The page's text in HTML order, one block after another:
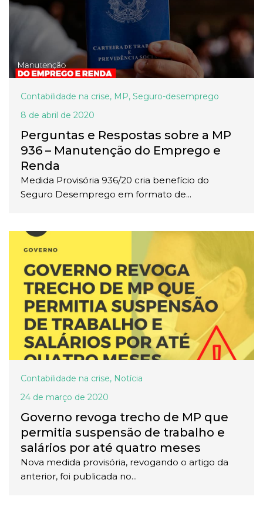
Contabilidade na crise, MP, Seguro-desemprego
8 de abril de 2020
Perguntas e Respostas sobre a MP
936 – Manutenção do Emprego e
Renda
Medida Provisória 936/20 cria benefício do
Seguro Desemprego em formato de...
Contabilidade na crise, Notícia
24 de março de 2020
Governo revoga trecho de MP que
permitia suspensão de trabalho e
salários por até quatro meses
Nova medida provisória, revogando o artigo da
anterior, foi publicada no...